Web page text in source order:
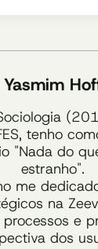
Yasmim
tenho
"Nada do
estranho".
me
na
e
dos